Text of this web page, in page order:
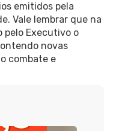
emitidos pela
Vale lembrar que na
Executivo o
novas
combate e